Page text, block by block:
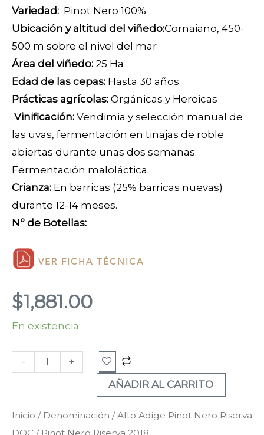
Variedad: Pinot Nero 100%
Ubicación y altitud del viñedo:Cornaiano, 450-
500 m sobre el nivel del mar
Área del viñedo: 25 Ha
Edad de las cepas: Hasta 30 años.
Prácticas agrícolas: Orgánicas y Heroicas
Vinificación: Vendimia y selección manual de
las uvas, fermentación en tinajas de roble
abiertas durante unas dos semanas.
Fermentación maloláctica.
Crianza: En barricas (25% barricas nuevas)
durante 12-14 meses.
Nº de Botellas:
VER FICHA TÉCNICA
$1,881.00
En existencia
-
Pinot
Riserva
+
AÑADIR AL CARRITO
Inicio / Denominación /Alto Adige Pinot Nero Riserva
DOC / Pinot Nero Riserva 2018